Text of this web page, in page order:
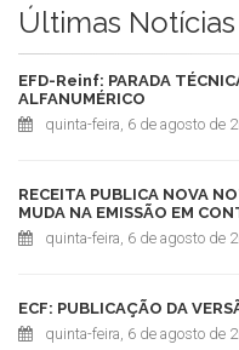
Últimas Notícias
EFD-Reinf: PARADA
ALFANUMÉRICO
quinta-feira, 6 de agosto de
RECEITA PUBLICA NOVA
MUDA NA EMISSÃO EM
quinta-feira, 6 de agosto de
ECF: PUBLICAÇÃO DA
quinta-feira, 6 de agosto de